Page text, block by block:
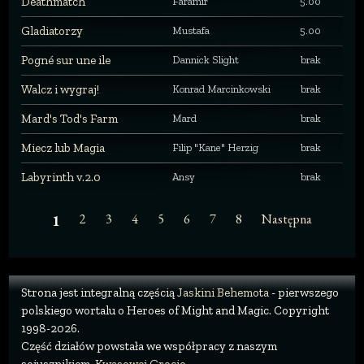
Gladiatorzy Mustafa 5.00
Pogné sur une ile Dannick Slight brak
Walcz i wygraj! Konrad Marcinkowski brak
Mard's Tod's Farm Mard brak
Miecz lub Magia Filip "Kane" Herzig brak
Labyrinth v.2.0 Ansy brak
1 2 3 4 5 6 7 8 Następna
Strona jest integralną częściąJaskini Behemota- pierwszego
polskiego wortalu o Heroes of Might and Magic. Copyright
1998-2026.
Część działów powstała we współpracy z naszym